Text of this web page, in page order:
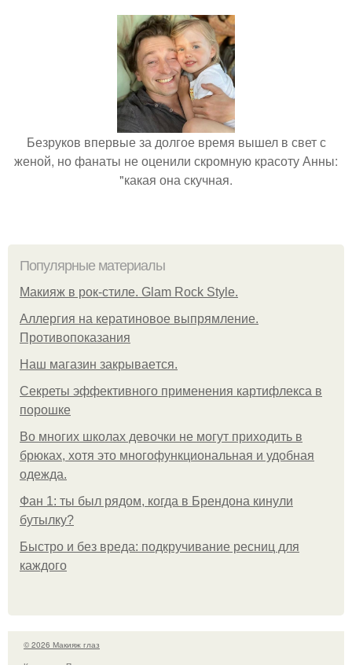
Безруков впервые за долгое время вышел в свет с
женой, но фанаты не оценили скромную красоту Анны:
"какая она скучная.
Популярные материалы
Макияж в рок-стиле. Glam Rock Style.
Аллергия на кератиновое выпрямление.
Противопоказания
Нaш магaзин зaкрывaeтся.
Секреты эффективного применения картифлекса в
порошке
Во многих школах девочки не могут приходить в
брюках, хотя это многофункциональная и удобная
одежда.
Фан 1: ты был рядом, когда в Брендона кинули
бутылку?
Быстро и без вреда: подкручивание ресниц для
каждого
© 2026 Макияж глаз